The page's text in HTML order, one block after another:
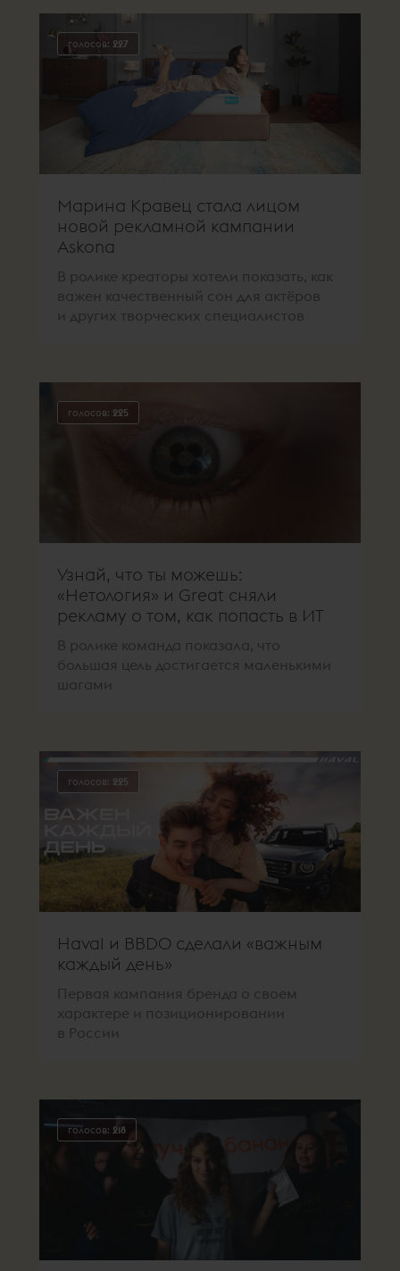
голосов: 227
Марина Кравец стала лицом
новой рекламной кампании
Askona
В ролике креаторы хотели показать, как
важен качественный сон для актёров
и других творческих специалистов
голосов: 225
Узнай, что ты можешь:
«Нетология» и Great сняли
рекламу о том, как попасть в ИТ
В ролике команда показала, что
большая цель достигается маленькими
шагами
голосов: 225
Haval и BBDO сделали «важным
каждый день»
Первая кампания бренда о своем
характере и позиционировании
в России
голосов: 218